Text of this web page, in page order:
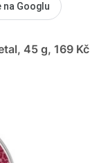
Googlu
45 g, 169 Kč